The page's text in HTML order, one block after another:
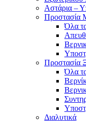
Αστάρια –
Προστασία
Όλα
Προστασία
Όλα
Διαλυτικά